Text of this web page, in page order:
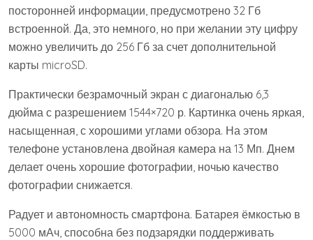
посторонней информации, предусмотрено 32 Гб
встроенной. Да, это немного, но при желании эту цифру
можно увеличить до 256 Гб за счет дополнительной
карты microSD.
Практически безрамочный экран с диагональю 6,3
дюйма с разрешением 1544×720 р. Картинка очень яркая,
насыщенная, с хорошими углами обзора. На этом
телефоне установлена двойная камера на 13 Мп. Днем
делает очень хорошие фотографии, ночью качество
фотографии снижается.
Радует и автономность смартфона. Батарея ёмкостью в
5000 мАч, способна без подзарядки поддерживать